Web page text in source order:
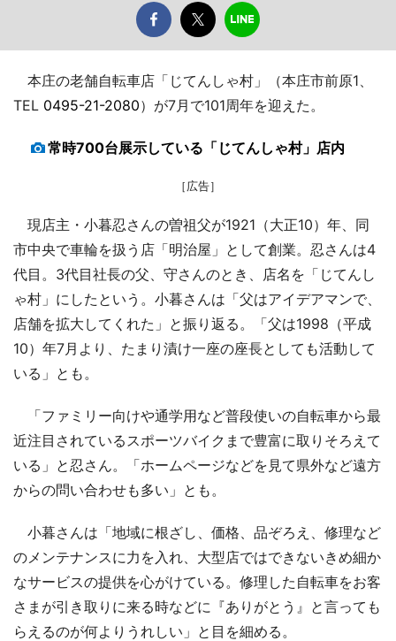
本庄の老舗自転車店「じてんしゃ村」（本庄市前原1、
TEL 0495-21-2080）が7月で101周年を迎えた。
常時700台展示している「じてんしゃ村」店内
［広告］
現店主・小暮忍さんの曽祖父が1921（大正10）年、同
市中央で車輪を扱う店「明治屋」として創業。忍さんは4
代目。3代目社長の父、守さんのとき、店名を「じてんし
ゃ村」にしたという。小暮さんは「父はアイデアマンで、
店舗を拡大してくれた」と振り返る。「父は1998（平成
10）年7月より、たまり漬け一座の座長としても活動して
いる」とも。
「ファミリー向けや通学用など普段使いの自転車から最
近注目されているスポーツバイクまで豊富に取りそろえて
いる」と忍さん。「ホームページなどを見て県外など遠方
からの問い合わせも多い」とも。
小暮さんは「地域に根ざし、価格、品ぞろえ、修理など
のメンテナンスに力を入れ、大型店ではできないきめ細か
なサービスの提供を心がけている。修理した自転車をお客
さまが引き取りに来る時などに『ありがとう』と言っても
らえるのが何よりうれしい」と目を細める。